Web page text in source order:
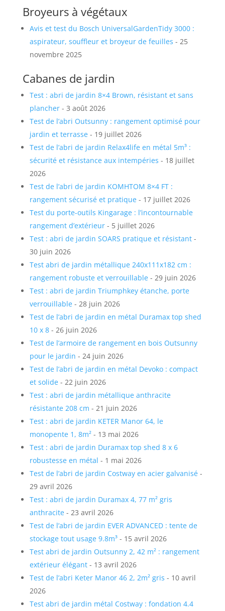
Broyeurs à végétaux
Avis et test du Bosch UniversalGardenTidy 3000 :
aspirateur, souffleur et broyeur de feuilles - 25
novembre 2025
Cabanes de jardin
Test : abri de jardin 8×4 Brown, résistant et sans
plancher- 3 août 2026
Test de l’abri Outsunny : rangement optimisé pour
jardin et terrasse- 19 juillet 2026
Test de l’abri de jardin Relax4life en métal 5m³ :
sécurité et résistance aux intempéries - 18 juillet
2026
Test de l’abri de jardin KOMHTOM 8×4 FT :
rangement sécurisé et pratique- 17 juillet 2026
Test du porte-outils Kingarage : l’incontournable
rangement d’extérieur- 5 juillet 2026
Test : abri de jardin SOARS pratique et résistant-
30 juin 2026
Test abri de jardin métallique 240x111x182 cm :
rangement robuste et verrouillable- 29 juin 2026
Test : abri de jardin Triumphkey étanche, porte
verrouillable- 28 juin 2026
Test de l’abri de jardin en métal Duramax top shed
10 x 8- 26 juin 2026
Test de l’armoire de rangement en bois Outsunny
pour le jardin - 24 juin 2026
Test de l’abri de jardin en métal Devoko : compact
et solide- 22 juin 2026
Test : abri de jardin métallique anthracite
résistante 208 cm - 21 juin 2026
Test : abri de jardin KETER Manor 64, le
monopente 1, 8m²- 13 mai 2026
Test : abri de jardin Duramax top shed 8 x 6
robustesse en métal - 1 mai 2026
Test de l’abri de jardin Costway en acier galvanisé-
29 avril 2026
Test : abri de jardin Duramax 4, 77 m² gris
anthracite- 23 avril 2026
Test de l’abri de jardin EVER ADVANCED : tente de
stockage tout usage 9.8m³- 15 avril 2026
Test abri de jardin Outsunny 2, 42 m² : rangement
extérieur élégant- 13 avril 2026
Test de l’abri Keter Manor 46 2, 2m² gris - 10 avril
2026
Test abri de jardin métal Costway : fondation 4.4